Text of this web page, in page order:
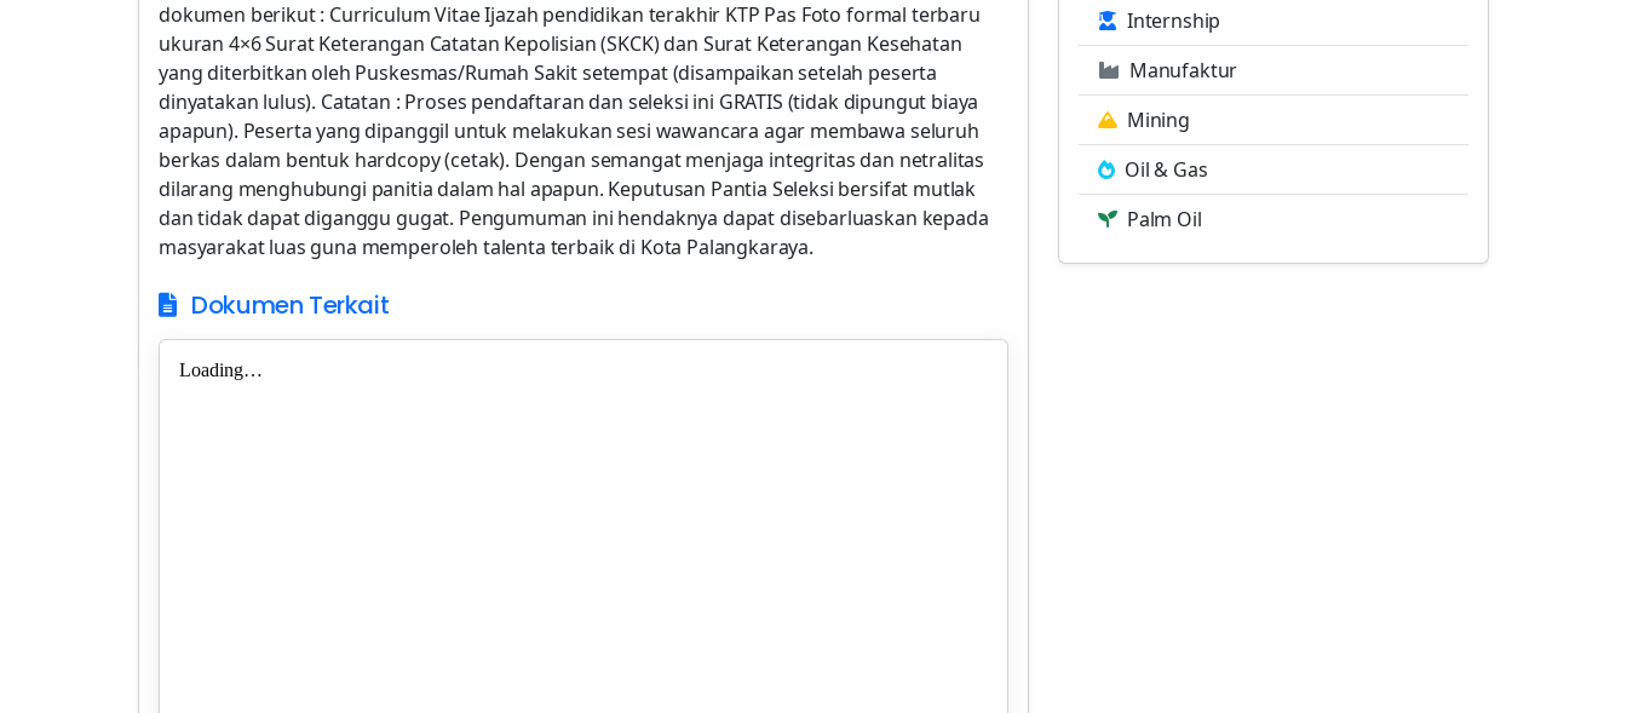
dokumen berikut : Curriculum Vitae Ijazah pendidikan terakhir KTP Pas Foto formal terbaru
ukuran 4×6 Surat Keterangan Catatan Kepolisian (SKCK) dan Surat Keterangan Kesehatan
yang diterbitkan oleh Puskesmas/Rumah Sakit setempat (disampaikan setelah peserta
dinyatakan lulus). Catatan : Proses pendaftaran dan seleksi ini GRATIS (tidak dipungut biaya
apapun). Peserta yang dipanggil untuk melakukan sesi wawancara agar membawa seluruh
berkas dalam bentuk hardcopy (cetak). Dengan semangat menjaga integritas dan netralitas
dilarang menghubungi panitia dalam hal apapun. Keputusan Pantia Seleksi bersifat mutlak
dan tidak dapat diganggu gugat. Pengumuman ini hendaknya dapat disebarluaskan kepada
masyarakat luas guna memperoleh talenta terbaik di Kota Palangkaraya.
Dokumen Terkait
Internship
Manufaktur
Mining
Oil & Gas
Palm Oil